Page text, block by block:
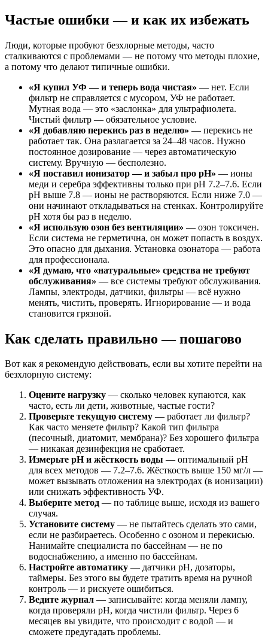
Частые ошибки — и как их избежать
Люди, которые пробуют безхлорные методы, часто
сталкиваются с проблемами — не потому что методы плохие,
а потому что делают типичные ошибки.
«Я купил УФ — и теперь вода чистая» — нет. Если
фильтр не справляется с мусором, УФ не работает.
Мутная вода — это «заслонка» для ультрафиолета.
Чистый фильтр — обязательное условие.
«Я добавляю перекись раз в неделю» — перекись не
работает так. Она разлагается за 24–48 часов. Нужно
постоянное дозирование — через автоматическую
систему. Вручную — бесполезно.
«Я поставил ионизатор — и забыл про pH» — ионы
меди и серебра эффективны только при pH 7.2–7.6. Если
pH выше 7.8 — ионы не растворяются. Если ниже 7.0 —
они начинают откладываться на стенках. Контролируйте
pH хотя бы раз в неделю.
«Я использую озон без вентиляции» — озон токсичен.
Если система не герметична, он может попасть в воздух.
Это опасно для дыхания. Установка озонатора — работа
для профессионала.
«Я думаю, что «натуральные» средства не требуют
обслуживания» — все системы требуют обслуживания.
Лампы, электроды, датчики, фильтры — всё нужно
менять, чистить, проверять. Игнорирование — и вода
становится грязной.
Как сделать правильно — пошагово
Вот как я рекомендую действовать, если вы хотите перейти на
безхлорную систему:
Оцените нагрузку — сколько человек купаются, как
часто, есть ли дети, животные, частые гости?
Проверьте текущую систему — работает ли фильтр?
Как часто меняете фильтр? Какой тип фильтра
(песочный, диатомит, мембрана)? Без хорошего фильтра
— никакая дезинфекция не сработает.
Измерьте pH и жёсткость воды — оптимальный pH
для всех методов — 7.2–7.6. Жёсткость выше 150 мг/л —
может вызывать отложения на электродах (в ионизации)
или снижать эффективность УФ.
Выберите метод — по таблице выше, исходя из вашего
случая.
Установите систему — не пытайтесь сделать это сами,
если не разбираетесь. Особенно с озоном и перекисью.
Нанимайте специалиста по бассейнам — не по
водоснабжению, а именно по бассейнам.
Настройте автоматику — датчики pH, дозаторы,
таймеры. Без этого вы будете тратить время на ручной
контроль — и рискуете ошибиться.
Ведите журнал — записывайте: когда меняли лампу,
когда проверяли pH, когда чистили фильтр. Через 6
месяцев вы увидите, что происходит с водой — и
сможете предугадать проблемы.